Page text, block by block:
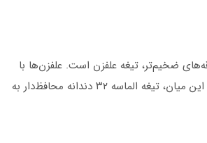
ضخیم‌تر، تیغه علفزن است. علفزن‌ها با
استفاده از تیغه‌های تخصصی، به کاربران اجازه می‌دهند تا در زمان کوتاه، سطوح وسیعی از پوشش گیاهی را پاکسازی کنند. در این میان، تیغه الماسه ۳۲ دندانه محافظ‌دار به